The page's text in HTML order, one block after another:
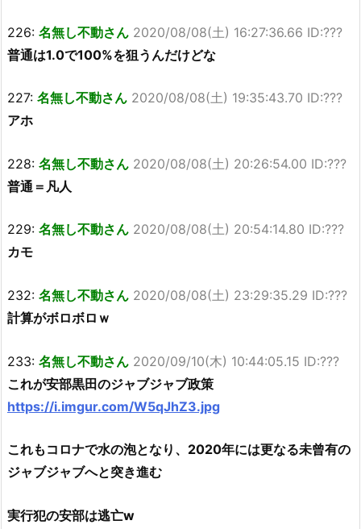
226: 名無し不動さん 2020/08/08(土) 16:27:36.66 ID:???
普通は1.0で100%を狙うんだけどな
227: 名無し不動さん 2020/08/08(土) 19:35:43.70 ID:???
アホ
228: 名無し不動さん 2020/08/08(土) 20:26:54.00 ID:???
普通＝凡人
229: 名無し不動さん 2020/08/08(土) 20:54:14.80 ID:???
カモ
232: 名無し不動さん 2020/08/08(土) 23:29:35.29 ID:???
計算がボロボロｗ
233: 名無し不動さん 2020/09/10(木) 10:44:05.15 ID:???
これが安部黒田のジャブジャブ政策
https://i.imgur.com/W5qJhZ3.jpg
これもコロナで水の泡となり、2020年には更なる未曾有の
ジャブジャブへと突き進む
実行犯の安部は逃亡w